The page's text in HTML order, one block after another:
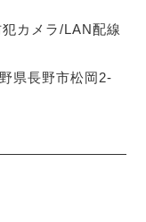
カメラ/LAN配線
県長野市松岡2-